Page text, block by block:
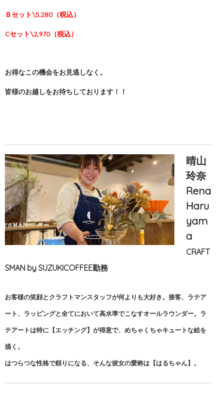
Ｂセット\5,280（税込）
Cセット\2,970（税込）
お得なこの機会をお見逃しなく。
皆様のお越しをお待ちしております！！
晴山
玲奈
Rena
Haru
yam
a
CRAFT
SMAN by SUZUKICOFFEE勤務
お客様の笑顔とクラフトマンスタッフが何よりも大好き。接客、ラテア
ート、ラッピングと全てにおいて高水準でこなすオールラウンダー。 ラ
テアートは特に【エッチング】が得意で、めちゃくちゃキュートな絵を
描く。
はつらつな性格で頼りになる、そんな彼女の愛称は【はるちゃん】。